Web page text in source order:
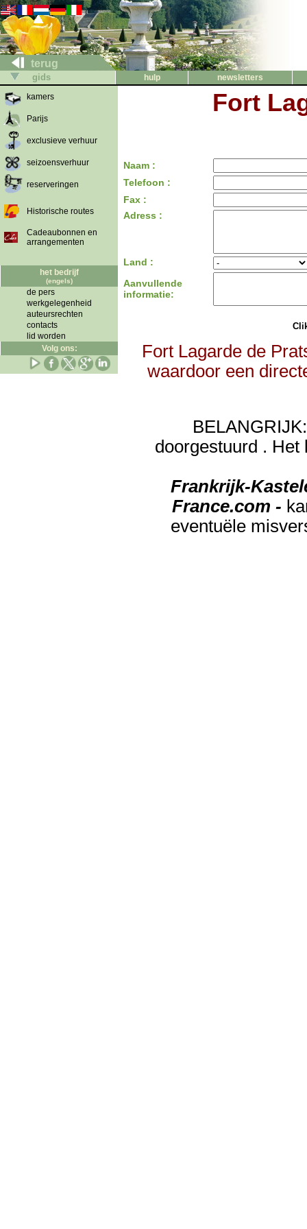
terug
gids hulp
newsletters
kamers
Parijs
exclusieve verhuur
seizoensverhuur
reserveringen
Historische routes
Cadeaubonnen en
arrangementen
het bedrijf
(engels)
de pers
werkgelegenheid
auteursrechten
contacts
lid worden
Volg ons:
Fort
Naam :
Telefoon :
Fax :
Adress :
Land :
Aanvullende
informatie:
Fort Lagarde de
waardoor een
doorgestuurd . Het
Frankrijk-
France.com -
eventuële